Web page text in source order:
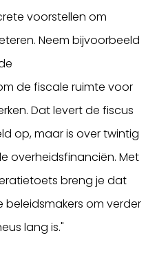
voorstellen om
Neem bijvoorbeeld
de fiscale ruimte voor
Dat levert de fiscus
op, maar is over twintig
overheidsfinanciën. Met
breng je dat
beleidsmakers om verder
lang is."